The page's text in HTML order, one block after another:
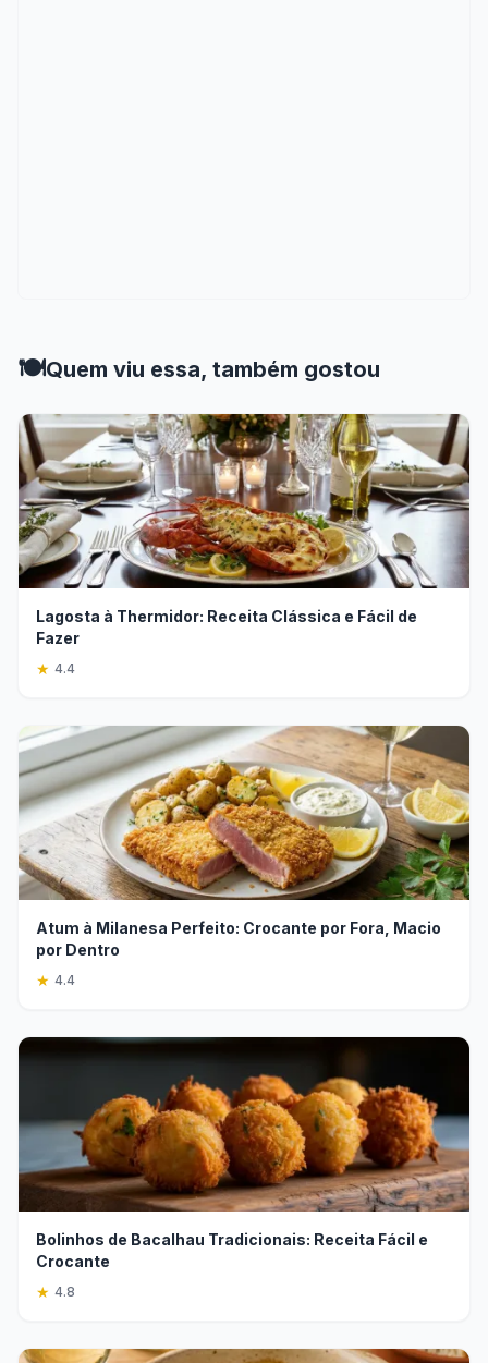
🍽️Quem viu essa, também gostou
Lagosta à Thermidor: Receita Clássica e Fácil de
Fazer
★ 4.4
Atum à Milanesa Perfeito: Crocante por Fora, Macio
por Dentro
★ 4.4
Bolinhos de Bacalhau Tradicionais: Receita Fácil e
Crocante
★ 4.8